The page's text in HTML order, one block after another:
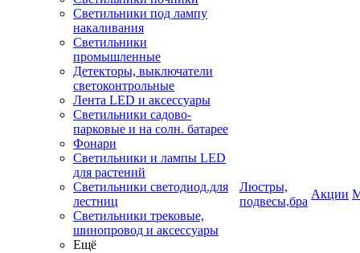
Светильники под лампу
накаливания
Светильники
промышленные
Детекторы, выключатели
светоконтрольные
Лента LED и аксессуары
Светильники садово-
парковые и на солн. батарее
Фонари
Светильники и лампы LED
для растений
Светильники светодиод.для
лестниц
Светильники трековые,
шинопровод и аксессуары
Ещё
Люстры,
подвесы,бра
Акции